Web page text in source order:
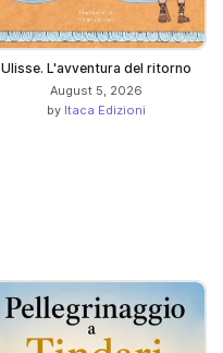
Ulisse. L'avventura del ritorno
August 5, 2026
by Itaca Edizioni